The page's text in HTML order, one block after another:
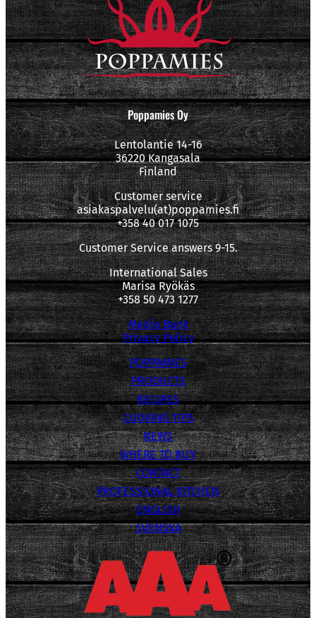
Poppamies Oy
Lentolantie 14-16
36220 Kangasala
Finland
Customer service
asiakaspalvelu(at)poppamies.fi
+358 40 017 1075
Customer Service answers 9-15.
International Sales
Marisa Ryökäs
+358 50 473 1277
Media Bank
Privacy Policy
POPPAMIES
PRODUCTS
RECIPES
COOKING TIPS
NEWS
WHERE TO BUY
CONTACT
PROFESSIONAL KITCHEN
ENGLISH
SVENSKA